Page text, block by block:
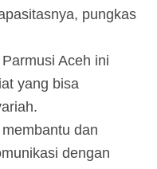
pungkas
Aceh ini
yang bisa
dan
dengan